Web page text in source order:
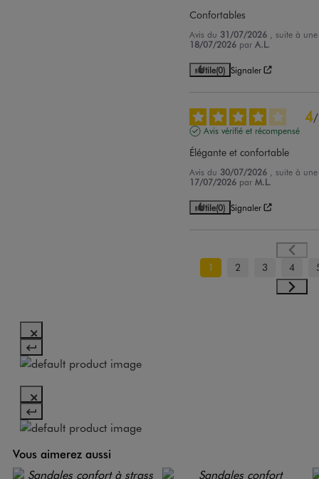
Confortables
Avis du 31/07/2026
, suite à
18/07/2026 parA.L.
Utile(0) Signaler
4/
Avis vérifié et récompensé
Élégante et confortable
Avis du 30/07/2026
, suite à
17/07/2026 parM.L.
Utile(0) Signaler
1 2 3 4
Vous aimerez aussi